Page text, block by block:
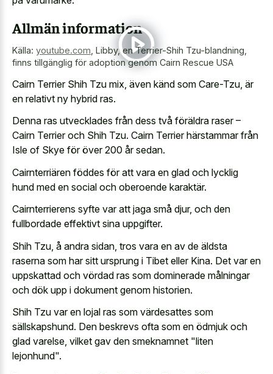
Allmän information
Källa: youtube.com, Libby, en Terrier-Shih Tzu-blandning,
finns tillgänglig för adoption genom Cairn Rescue USA
Cairn Terrier Shih Tzu mix, även känd som Care-Tzu, är
en relativt ny hybrid ras.
Denna ras utvecklades från dess två föräldra raser –
Cairn Terrier och Shih Tzu. Cairn Terrier härstammar från
Isle of Skye för över 200 år sedan.
Cairnterriären föddes för att vara en glad och lycklig
hund med en social och oberoende karaktär.
Cairnterrierens syfte var att jaga små djur, och den
fullbordade effektivt sina uppgifter.
Shih Tzu, å andra sidan, tros vara en av de äldsta
raserna som har sitt ursprung i Tibet eller Kina. Det var en
uppskattad och vördad ras som dominerade målningar
och dök upp i dokument genom historien.
Shih Tzu var en lojal ras som värdesattes som
sällskapshund. Den beskrevs ofta som en ödmjuk och
glad varelse, vilket gav den smeknamnet "liten
lejonhund".